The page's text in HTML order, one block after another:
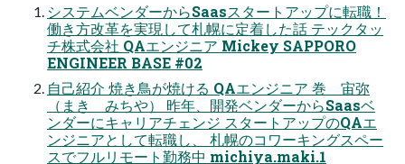
システムベンダーからSaasスタートアップに転職！
働き方改革を実現して札幌に定着した話 テックタッ
チ株式会社 QAエンジニア Mickey SAPPORO
ENGINEER BASE #02
自己紹介 焼き鳥が焼ける QAエンジニア 巻 宙弥
（まき みちや） 昨年、開発ベンダーからSaasベ
ンダーにキャリアチェンジ スタートアップのQAエ
ンジニアとして転職し、 札幌のコワーキングスペー
スでフルリモート勤務中 michiya.maki.1